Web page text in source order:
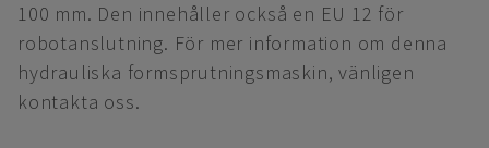
100 mm. Den innehåller också en EU 12 för
robotanslutning. För mer information om denna
hydrauliska formsprutningsmaskin, vänligen
kontakta oss.